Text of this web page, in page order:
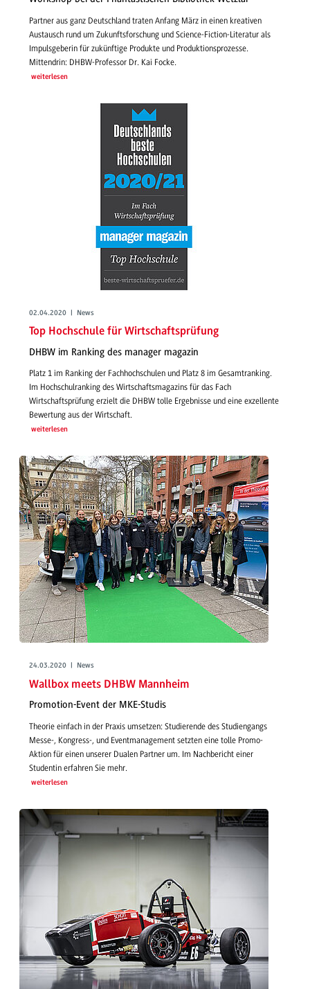
Partner aus ganz Deutschland traten Anfang März in einen kreativen
Austausch rund um Zukunftsforschung und Science-Fiction-Literatur als
Impulsgeberin für zukünftige Produkte und Produktionsprozesse.
Mittendrin: DHBW-Professor Dr. Kai Focke.
weiterlesen
02.04.2020 | News
Top Hochschule für Wirtschaftsprüfung
DHBW im Ranking des manager magazin
Platz 1 im Ranking der Fachhochschulen und Platz 8 im Gesamtranking.
Im Hochschulranking des Wirtschaftsmagazins für das Fach
Wirtschaftsprüfung erzielt die DHBW tolle Ergebnisse und eine exzellente
Bewertung aus der Wirtschaft.
weiterlesen
24.03.2020 | News
Wallbox meets DHBW Mannheim
Promotion-Event der MKE-Studis
Theorie einfach in der Praxis umsetzen: Studierende des Studiengangs
Messe-, Kongress-, und Eventmanagement setzten eine tolle Promo-
Aktion für einen unserer Dualen Partner um. Im Nachbericht einer
Studentin erfahren Sie mehr.
weiterlesen